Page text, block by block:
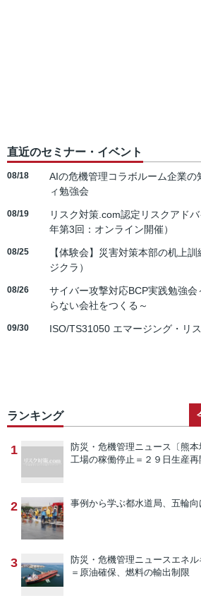
直近のセミナー・イベント
08/18
AIの危機管理コラボルーム企業の
ィ勉強会
08/19
リスク対策.com認定リスクアド
年第3回：オンライン開催）
08/25
【体験会】災害対策本部の机上
ジクラ）
08/26
サイバー攻撃対応BCP実践勉強
らない会社をつくる～
09/30 ISO/TS31050 エマージング・リ
ランキング
1 防災・危機管理ニュース 〔熊
工場の稼働停止＝２９日生産再
2 事例から学ぶ都水道局、五輪
3 防災・危機管理ニュースエネ
＝原油確保、燃料の輸出制限